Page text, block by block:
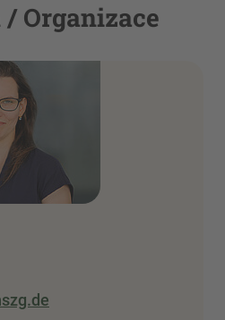
Organizace